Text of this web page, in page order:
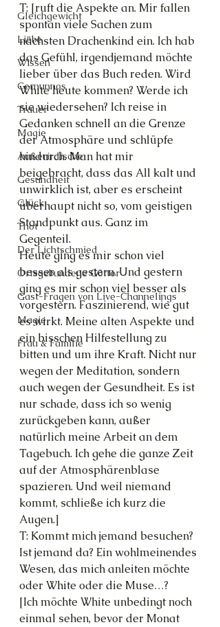
Gleichgewicht
Liebe
Wissen
Cernunnos
Trauer
Magie
Außerirdische
Gesundheit
Glück
Thot
Der Lichtschmied
Ortsgebundene Götter
Gast-Fragen von Live-Channelings
Magie
Frau & Familie
T: [ruft die Aspekte an. Mir fallen
spontan viele Sachen zum
nächsten Drachenkind ein. Ich hab
das Gefühl, irgendjemand möchte
lieber über das Buch reden. Wird
White heute kommen? Werde ich
sie wiedersehen? Ich reise in
Gedanken schnell an die Grenze
der Atmosphäre und schlüpfe
hindurch. Man hat mir
beigebracht, dass das All kalt und
unwirklich ist, aber es erscheint
überhaupt nicht so, vom geistigen
Standpunkt aus. Ganz im
Gegenteil.
Heute ging es mir schon viel
besser als gestern. Und gestern
ging es mir schon viel besser als
vorgestern. Faszinierend, wie gut
es wirkt. Meine alten Aspekte und
ein bisschen Hilfestellung zu
bitten und um ihre Kraft. Nicht nur
wegen der Meditation, sondern
auch wegen der Gesundheit. Es ist
nur schade, dass ich so wenig
zurückgeben kann, außer
natürlich meine Arbeit an dem
Tagebuch. Ich gehe die ganze Zeit
auf der Atmosphärenblase
spazieren. Und weil niemand
kommt, schließe ich kurz die
Augen.]
T: Kommt mich jemand besuchen?
Ist jemand da? Ein wohlmeinendes
Wesen, das mich anleiten möchte
oder White oder die Muse…?
[Ich möchte White unbedingt noch
einmal sehen, bevor der Monat